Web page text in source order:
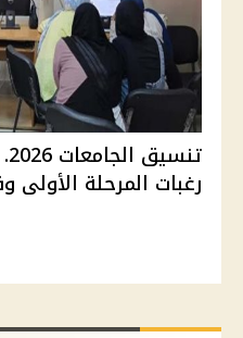
رغبات المرحلة